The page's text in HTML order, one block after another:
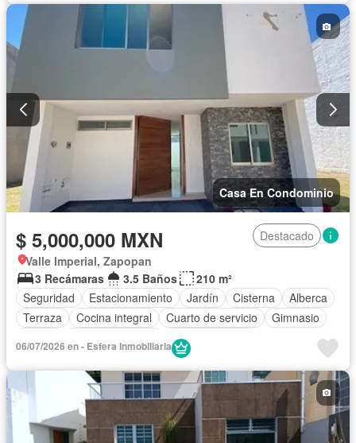
Casa En Condominio
$ 5,000,000 MXN
Destacado
Valle Imperial, Zapopan
3 Recámaras
3.5 Baños
210 m²
Seguridad
Estacionamiento Jardín Cisterna
Alberca
Terraza
Cocina integral Cuarto de servicio
Gimnasio
Sala polivalente
Electricidad
Cuarto de Limpieza
Gas natural
Vista panorámica
Recámara con closet
Caseta de vigilancia Sin amueblar
06/07/2026 en - Esfera Inmobiliaria